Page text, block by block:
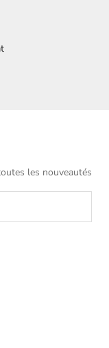
1234
les nouveautés